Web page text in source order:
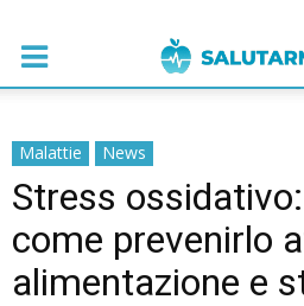
Malattie News
Stress ossidativo:
come prevenirlo
alimentazione e